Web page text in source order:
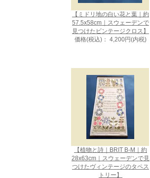
【ミドリ地の白い花と葉｜約
57.5x58cm｜スウェーデンで
見つけたビンテージクロス】
価格(税込)： 4,200円(内税)
【植物と詩｜BRIT B-M｜約
28x63cm｜スウェーデンで見
つけたヴィンテージのタペス
トリー】